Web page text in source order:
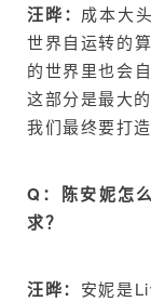
汪晔： 成本大
世界自运转的
的世界里也会
这部分是最大
我们最终要打
Q：陈安妮怎
求？
汪晔： 安妮是